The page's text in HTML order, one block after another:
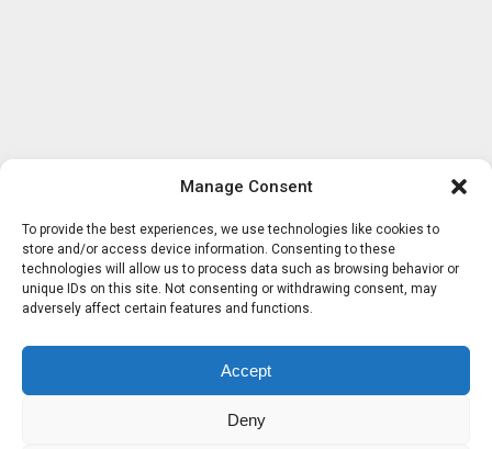
Manage Consent
To provide the best experiences, we use technologies like cookies to
store and/or access device information. Consenting to these
technologies will allow us to process data such as browsing behavior or
unique IDs on this site. Not consenting or withdrawing consent, may
adversely affect certain features and functions.
Accept
Deny